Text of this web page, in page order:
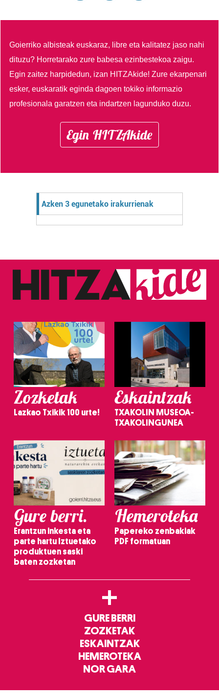
Goierriko albisteak euskaraz, libre eta kalitatez jaso nahi
dituzu? Horretarako zure babesa ezinbestekoa zaigu.
Egin zaitez harpidedun, izan HITZAkide!Zure ekarpenari
esker, euskaratik eginda dagoen tokiko informazio
profesionala garatzen eta indartzen lagunduko duzu.
Egin HITZAkide
Azken 3 egunetako irakurrienak
Zozketak
Lazkao Txikik 100 urte!
Eskaintzak
TXAKOLIN MUSEOA-
TXAKOLINGUNEA
Gure berri.
Erantzun inkesta eta
parte hartu Iztuetako
produktuen saski
baten zozketan
Hemeroteka
Papereko zenbakiak
PDF formatuan
+
GURE BERRI
ZOZKETAK
ESKAINTZAK
HEMEROTEKA
NOR GARA